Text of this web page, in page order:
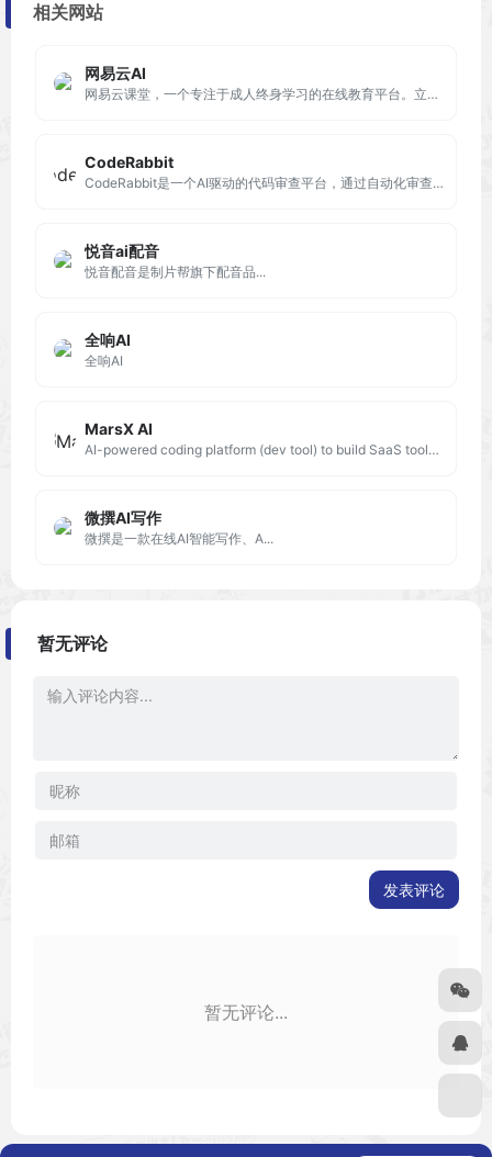
相关网站
网易云AI
网易云课堂，一个专注于成人终身学习的在线教育平台。立足于实用性的要求, 与优质的教育内容创作者一起，为您提供全面、有效的在线学习内容。
CodeRabbit
CodeRabbit是一个AI驱动的代码审查平台，通过自动化审查流程来提升代码质量，并显著减少手动审查所需的时间和精力。
悦音ai配音
悦音配音是制片帮旗下配音品...
全响AI
全响AI
MarsX AI
AI-powered coding platform (dev tool) to build SaaS tools in days! MarsX / MarsAI or Mars AI.
微撰AI写作
微撰是一款在线AI智能写作、A...
暂无评论
发表评论
暂无评论...